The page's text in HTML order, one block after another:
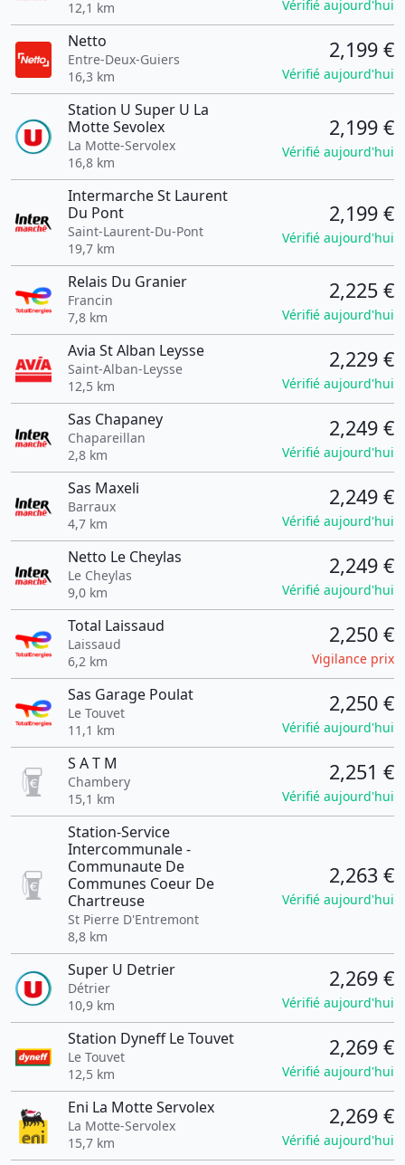
12,1 km Vérifié aujourd'hui
Netto
Entre-Deux-Guiers
16,3 km
2,199 €
Vérifié aujourd'hui
Station U Super U La
Motte Sevolex
La Motte-Servolex
16,8 km
2,199 €
Vérifié aujourd'hui
Intermarche St Laurent
Du Pont
Saint-Laurent-Du-Pont
19,7 km
2,199 €
Vérifié aujourd'hui
Relais Du Granier
Francin
7,8 km
2,225 €
Vérifié aujourd'hui
Avia St Alban Leysse
Saint-Alban-Leysse
12,5 km
2,229 €
Vérifié aujourd'hui
Sas Chapaney
Chapareillan
2,8 km
2,249 €
Vérifié aujourd'hui
Sas Maxeli
Barraux
4,7 km
2,249 €
Vérifié aujourd'hui
Netto Le Cheylas
Le Cheylas
9,0 km
2,249 €
Vérifié aujourd'hui
Total Laissaud
Laissaud
6,2 km
2,250 €
Vigilance prix
Sas Garage Poulat
Le Touvet
11,1 km
2,250 €
Vérifié aujourd'hui
S A T M
Chambery
15,1 km
2,251 €
Vérifié aujourd'hui
Station-Service
Intercommunale -
Communaute De
Communes Coeur De
Chartreuse
St Pierre D'Entremont
8,8 km
2,263 €
Vérifié aujourd'hui
Super U Detrier
Détrier
10,9 km
2,269 €
Vérifié aujourd'hui
Station Dyneff Le Touvet
Le Touvet
12,5 km
2,269 €
Vérifié aujourd'hui
Eni La Motte Servolex
La Motte-Servolex
15,7 km
2,269 €
Vérifié aujourd'hui